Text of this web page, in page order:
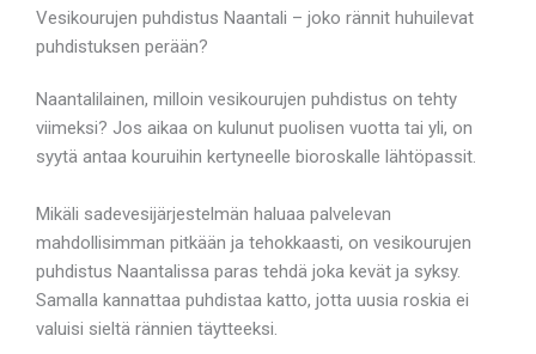
Vesikourujen puhdistus Naantali – joko rännit huhuilevat
puhdistuksen perään?
Naantalilainen, milloin vesikourujen puhdistus on tehty
viimeksi? Jos aikaa on kulunut puolisen vuotta tai yli, on
syytä antaa kouruihin kertyneelle bioroskalle lähtöpassit.
Mikäli sadevesijärjestelmän haluaa palvelevan
mahdollisimman pitkään ja tehokkaasti, on vesikourujen
puhdistus Naantalissa paras tehdä joka kevät ja syksy.
Samalla kannattaa puhdistaa katto, jotta uusia roskia ei
valuisi sieltä rännien täytteeksi.